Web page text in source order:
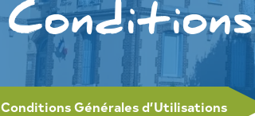
Conditions Générales d’Utilisations